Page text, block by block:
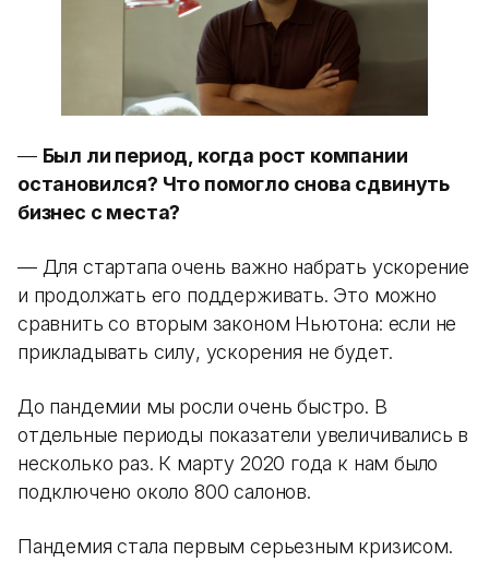
— Был ли период, когда рост компании
остановился? Что помогло снова сдвинуть
бизнес с места?
— Для стартапа очень важно набрать ускорение
и продолжать его поддерживать. Это можно
сравнить со вторым законом Ньютона: если не
прикладывать силу, ускорения не будет.
До пандемии мы росли очень быстро. В
отдельные периоды показатели увеличивались в
несколько раз. К марту 2020 года к нам было
подключено около 800 салонов.
Пандемия стала первым серьезным кризисом.